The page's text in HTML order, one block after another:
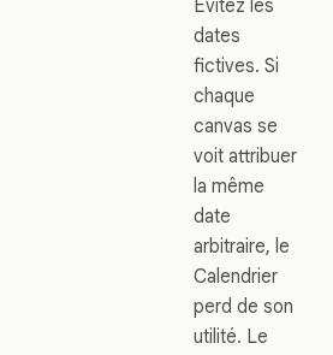
Évitez les
dates
fictives. Si
chaque
canvas se
voit attribuer
la même
date
arbitraire, le
Calendrier
perd de son
utilité. Le